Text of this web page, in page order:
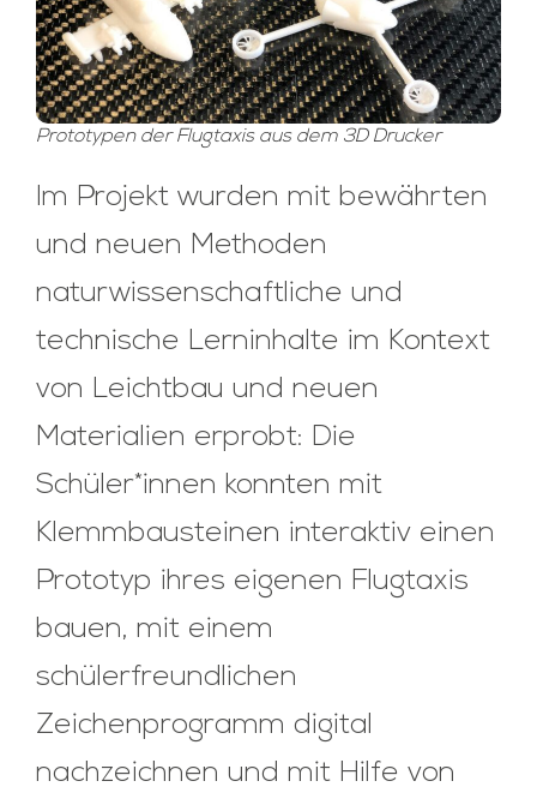
Prototypen der Flugtaxis aus dem 3D Drucker
Im Projekt wurden mit bewährten
und neuen Methoden
naturwissenschaftliche und
technische Lerninhalte im Kontext
von Leichtbau und neuen
Materialien erprobt: Die
Schüler*innen konnten mit
Klemmbausteinen interaktiv einen
Prototyp ihres eigenen Flugtaxis
bauen, mit einem
schülerfreundlichen
Zeichenprogramm digital
nachzeichnen und mit Hilfe von